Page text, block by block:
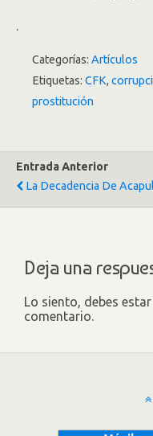
Categorías: Artículos
Etiquetas: CFK,
prostitución
Entrada Anterior
La Decadencia De
Deja una
Lo siento, debes estar
comentario.